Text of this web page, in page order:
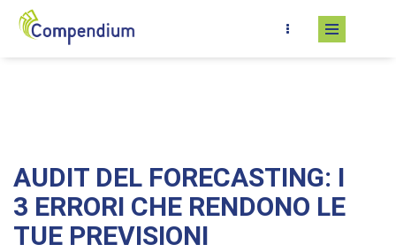
Salta al contenuto principale
AUDIT DEL FORECASTING: I
3 ERRORI CHE RENDONO LE
TUE PREVISIONI